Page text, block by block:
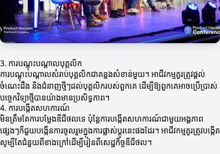
3. ការបណ្តុះបណ្តាលបុគ្គលិក
ការ​បណ្តុះបណ្តាល​សំរាប់​បុគ្គលិក​ជា​គន្លង​សំខាន់មួយ។ អាជីវកម្មគួរត្រូវផ្តល់
ចំណេះដឹង និងជំនាញថ្មីៗដល់បុគ្គលិករបស់ពួកគេ ដើម្បីឱ្យពួកគេអាចប្រើប្រាស់
បច្ចេកវិទ្យាថ្មីបានយ៉ាងមានប្រសិទ្ធភាព។
4. ការបង្កើតសហការណ៍
មិនត្រឹមតែការបម្លែងឌីជីថលទេ ប៉ុន្តែការបង្កើតសហការណ៍ជាមួយអង្គភាព
ផ្សេងៗក៏ជួយបង្កើនការចូលរួមក្នុងការផ្លាស់ប្តូរនេះផងដែរ។ អាជីវកម្មគួរត្រូវបង្កើត
សូម្បីតែជំនួយពីខាងក្រៅដើម្បីរៀនពីសេដ្ឋកិច្ចឌីជីថល។